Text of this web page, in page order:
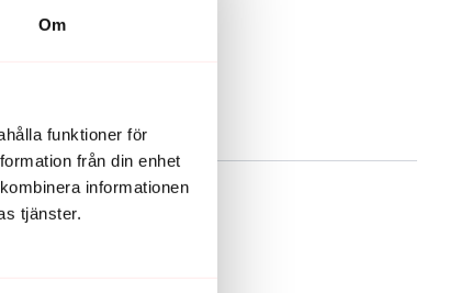
Om
funktioner för
från din enhet
informationen
tjänster.